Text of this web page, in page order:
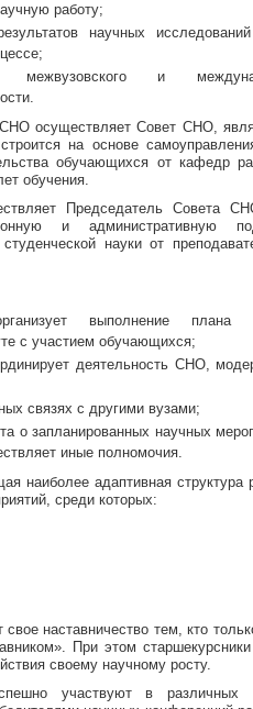
работу;
научных
межвузовского и
СНО осуществляет Совет СНО,
на основе
обучающихся от кафедр
обучения.
Председатель Совета
и административную
науки от
выполнение плана
с участием обучающихся;
деятельность СНО,
связях с другими вузами;
о запланированных научных
иные полномочия.
наиболее адаптивная структура
среди которых:
наставничество тем, кто
При этом старшекурсники
своему научному росту.
участвуют в различных